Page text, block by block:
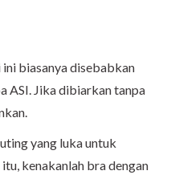
biasanya disebabkan
ASI. Jika dibiarkan tanpa
yang luka untuk
kenakanlah bra dengan